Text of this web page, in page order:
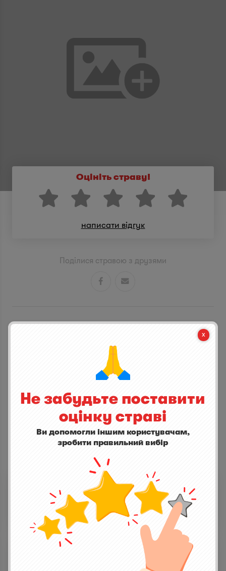
Оцініть страву!
написати відгук
Поділися стравою з друзями
 
СТАНЬ ПЕРШИМ ХТО ДОДАСТЬ ВІДГУК
написати відгук
0,0
Karavan, Кловский спуск, 10
0.9 км
₴ 160,00
150 ml
Не забудьте поставити
оцінку страві
Ви допомогли іншим користувачам,
зробити правильний вибір